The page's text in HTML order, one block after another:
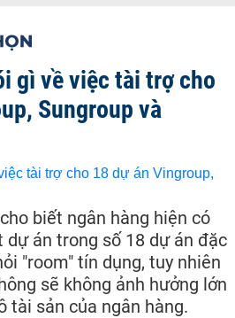
gì về việc tài trợ cho
Sungroup và
biết ngân hàng hiện có
án trong số 18 dự án đặc
"room" tín dụng, tuy nhiên
sẽ không ảnh hưởng lớn
tài sản của ngân hàng.